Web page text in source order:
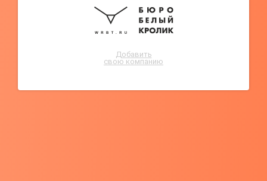
Добавить
свою компанию